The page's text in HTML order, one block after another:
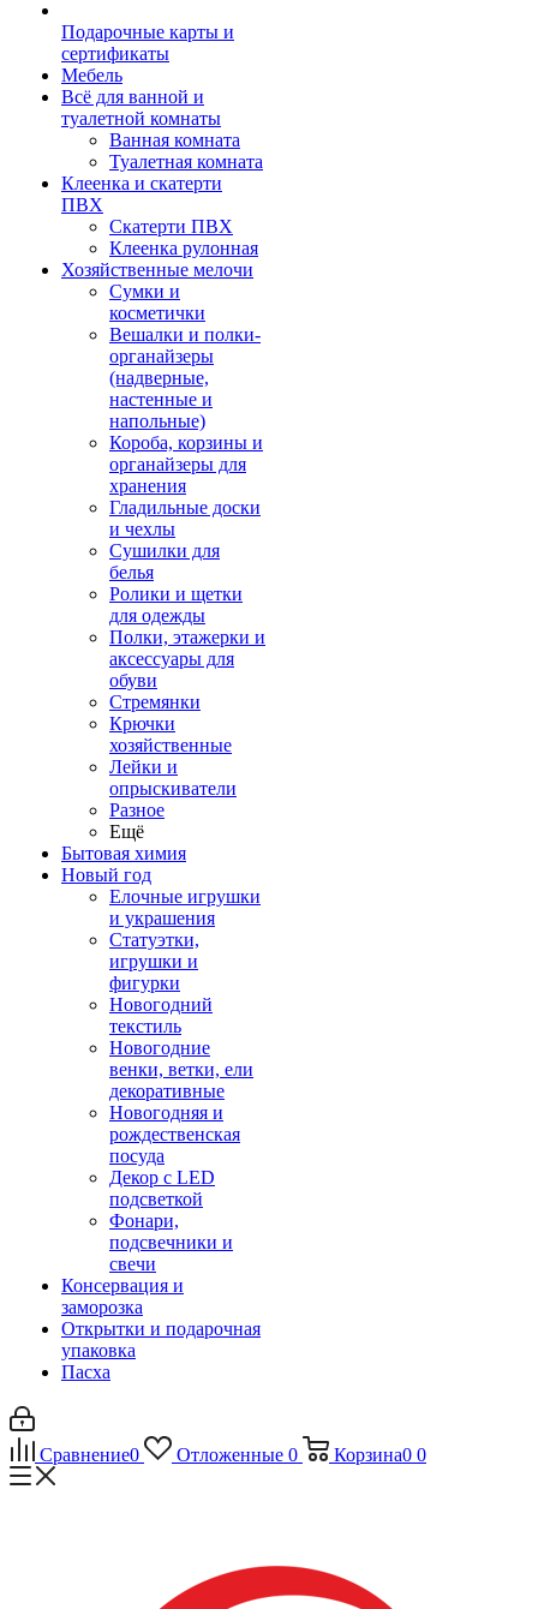
Подарочные карты и
сертификаты
Мебель
Всё для ванной и
туалетной комнаты
Ванная комната
Туалетная комната
Клеенка и скатерти
ПВХ
Скатерти ПВХ
Клеенка рулонная
Хозяйственные мелочи
Сумки и
косметички
Вешалки и полки-
органайзеры
(надверные,
настенные и
напольные)
Короба, корзины и
органайзеры для
хранения
Гладильные доски
и чехлы
Сушилки для
белья
Ролики и щетки
для одежды
Полки, этажерки и
аксессуары для
обуви
Стремянки
Крючки
хозяйственные
Лейки и
опрыскиватели
Разное
Ещё
Бытовая химия
Новый год
Елочные игрушки
и украшения
Статуэтки,
игрушки и
фигурки
Новогодний
текстиль
Новогодние
венки, ветки, ели
декоративные
Новогодняя и
рождественская
посуда
Декор с LED
подсветкой
Фонари,
подсвечники и
свечи
Консервация и
заморозка
Открытки и подарочная
упаковка
Пасха
Сравнение0 Отложенные 0 Корзина0 0